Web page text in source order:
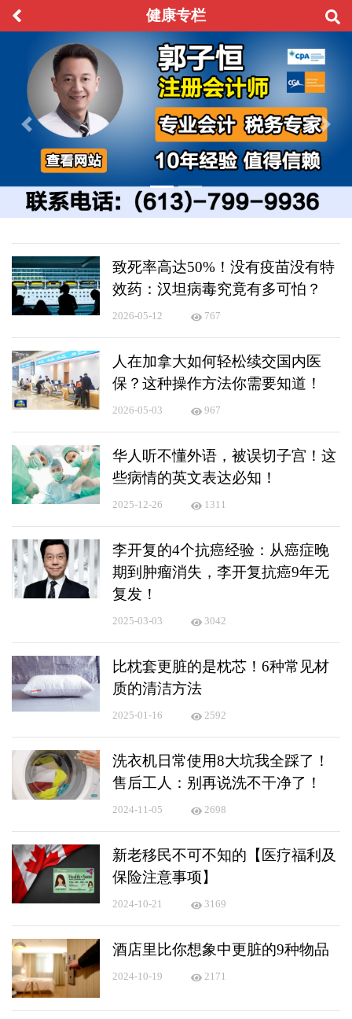
健康专栏
Previous Next
致死率高达50%！没有疫苗没有特
效药：汉坦病毒究竟有多可怕？
2026-05-12 767
人在加拿大如何轻松续交国内医
保？这种操作方法你需要知道！
2026-05-03 967
华人听不懂外语，被误切子宫！这
些病情的英文表达必知！
2025-12-26 1311
李开复的4个抗癌经验：从癌症晚
期到肿瘤消失，李开复抗癌9年无
复发！
2025-03-03 3042
比枕套更脏的是枕芯！6种常见材
质的清洁方法
2025-01-16 2592
洗衣机日常使用8大坑我全踩了！
售后工人：别再说洗不干净了！
2024-11-05 2698
新老移民不可不知的【医疗福利及
保险注意事项】
2024-10-21 3169
酒店里比你想象中更脏的9种物品
2024-10-19 2171